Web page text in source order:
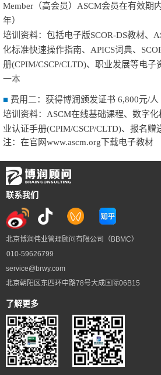
Member（高会员）ASCM会员在有效期
年）
培训资料：包括电子版SCOR-DS教材、
化标准快速操作指南、APICS词典、
册(CPIM/CSCP/CLTD)、职业发展等电
一本
■ 费用二：获得博润颁发证书 6,800元/人
培训资料：ASCM在线基础课程、数字
业认证手册(CPIM/CSCP/CLTD)、报名赠
注：在官网www.ascm.org下载电子教材
联系我们
北京博润伟业管理顾问有限公司（BBMC）
010-59626799
service@brwy.com
北京朝阳区东四环中路78号大成国际06B15
了解更多